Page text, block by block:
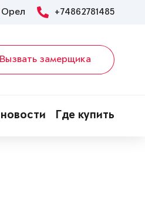
Орел +74862781485
Вызвать замерщика
Где купить